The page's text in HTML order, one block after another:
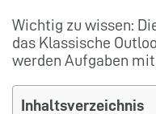
Wichtig zu wissen:
das Klassische
werden Aufgaben mit
Inhaltsverzeichnis